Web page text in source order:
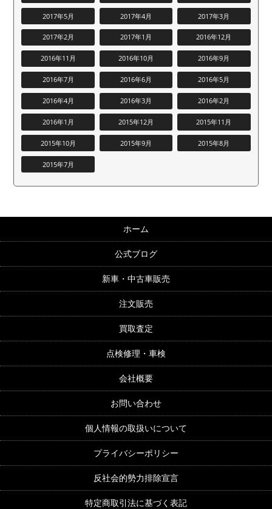
2017年5月 2017年4月 2017年3月
2017年2月 2017年1月 2016年12月
2016年11月 2016年10月 2016年9月
2016年7月 2016年6月 2016年5月
2016年4月 2016年3月 2016年2月
2016年1月 2015年12月 2015年11月
2015年10月 2015年9月 2015年8月
2015年7月
ホーム
公式ブログ
新車・中古車販売
注文販売
買取査定
点検修理・車検
会社概要
お問い合わせ
個人情報の取扱いについて
プライバシーポリシー
反社会的勢力排除宣言
特定商取引法に基づく表記